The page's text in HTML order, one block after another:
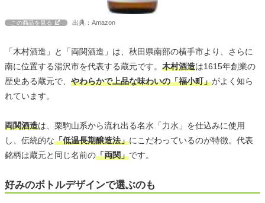
この商品を見る 出典：Amazon
「木村酒造」と「両関酒造」は、秋田県南部の横手市より、さらに
南に位置する湯沢市を代表する蔵元です。 木村酒造は1615年創業の
歴史ある蔵元で、 やわらかで上品な味わいの「福小町」がよく知ら
れています。
両関酒造は、栗駒山系から流れ出る名水「力水」を仕込みに使用
し、伝統的な「低温長期醸造法」にこだわっているのが特徴。代表
銘柄は蔵元と同じ名前の「両関」です。
好みのボトルデザインで選ぶのも